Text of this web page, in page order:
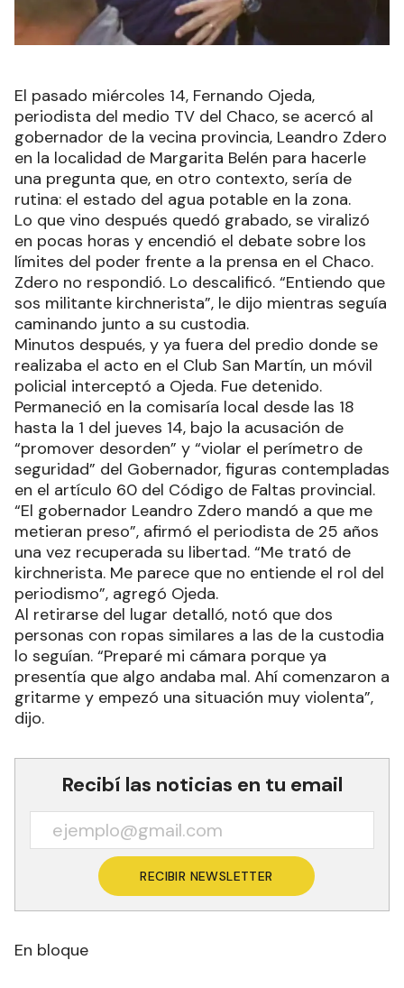
El pasado miércoles 14, Fernando Ojeda,
periodista del medio TV del Chaco, se acercó al
gobernador de la vecina provincia, Leandro Zdero
en la localidad de Margarita Belén para hacerle
una pregunta que, en otro contexto, sería de
rutina: el estado del agua potable en la zona.
Lo que vino después quedó grabado, se viralizó
en pocas horas y encendió el debate sobre los
límites del poder frente a la prensa en el Chaco.
Zdero no respondió. Lo descalificó. “Entiendo que
sos militante kirchnerista”, le dijo mientras seguía
caminando junto a su custodia.
Minutos después, y ya fuera del predio donde se
realizaba el acto en el Club San Martín, un móvil
policial interceptó a Ojeda. Fue detenido.
Permaneció en la comisaría local desde las 18
hasta la 1 del jueves 14, bajo la acusación de
“promover desorden” y “violar el perímetro de
seguridad” del Gobernador, figuras contempladas
en el artículo 60 del Código de Faltas provincial.
“El gobernador Leandro Zdero mandó a que me
metieran preso”, afirmó el periodista de 25 años
una vez recuperada su libertad. “Me trató de
kirchnerista. Me parece que no entiende el rol del
periodismo”, agregó Ojeda.
Al retirarse del lugar detalló, notó que dos
personas con ropas similares a las de la custodia
lo seguían. “Preparé mi cámara porque ya
presentía que algo andaba mal. Ahí comenzaron a
gritarme y empezó una situación muy violenta”,
dijo.
Recibí las noticias en tu email
RECIBIR NEWSLETTER
En bloque